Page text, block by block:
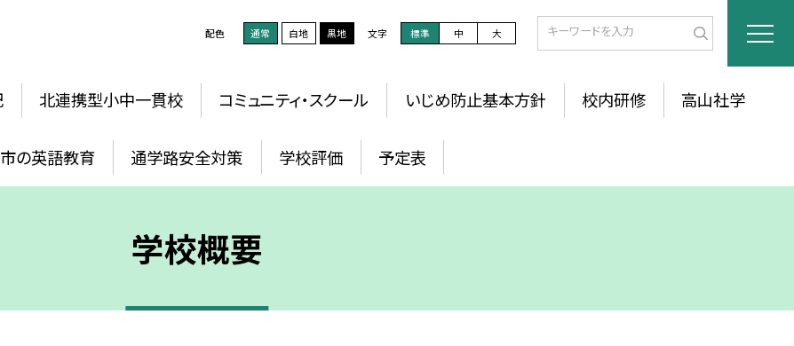
配色 通常 白地 黒地 文字 標準 中 大
北連携型小中一貫校 コミュニティ・スクール いじめ防止基本方針 校内研修 高山社学
の英語教育 通学路安全対策 学校評価 予定表
学校概要